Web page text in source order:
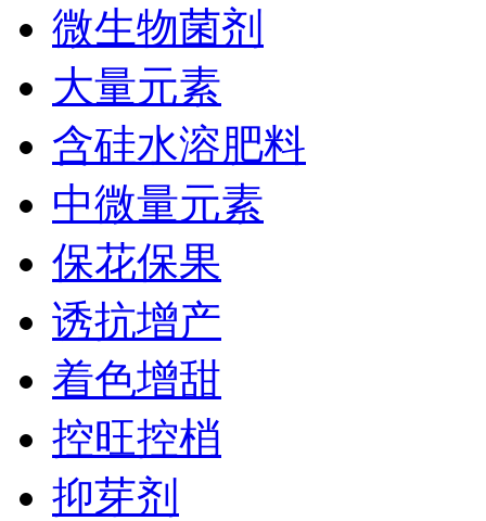
微生物菌剂
大量元素
含硅水溶肥料
中微量元素
保花保果
诱抗增产
着色增甜
控旺控梢
抑芽剂